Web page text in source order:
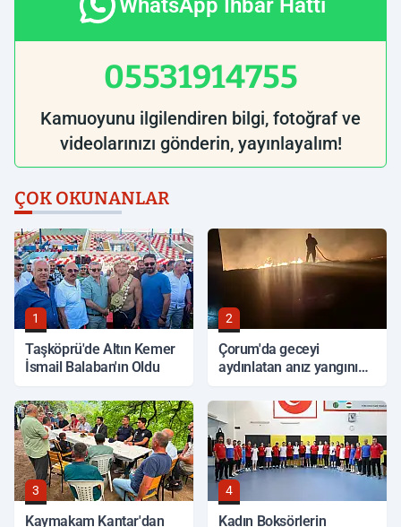
WhatsApp İhbar Hattı
05531914755
Kamuoyunu ilgilendiren bilgi, fotoğraf ve
videolarınızı gönderin, yayınlayalım!
ÇOK OKUNANLAR
1
Taşköprü'de Altın Kemer
İsmail Balaban'ın Oldu
2
Çorum'da geceyi
aydınlatan anız yangını
3
Kaymakam Kantar'dan
4
Kadın Boksörlerin